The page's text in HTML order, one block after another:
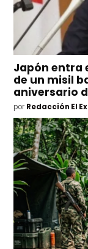
Japón entra
de un misil
aniversario
por Redacción El